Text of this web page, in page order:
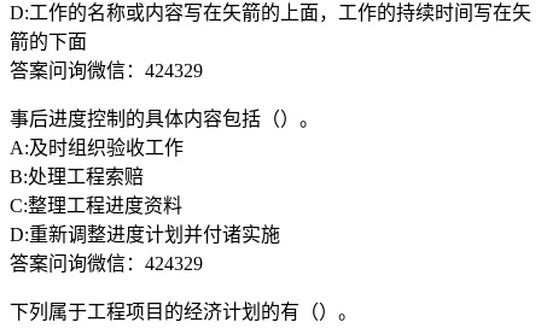
D:工作的名称或内容写在矢箭的上面，工作的持续时间写在矢
箭的下面
答案问询微信：424329
事后进度控制的具体内容包括（）。
A:及时组织验收工作
B:处理工程索赔
C:整理工程进度资料
D:重新调整进度计划并付诸实施
答案问询微信：424329
下列属于工程项目的经济计划的有（）。